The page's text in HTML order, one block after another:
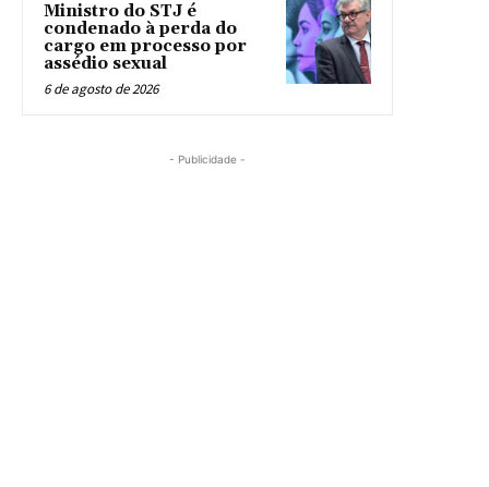
Ministro do STJ é
condenado à perda do
cargo em processo por
assédio sexual
6 de agosto de 2026
- Publicidade -